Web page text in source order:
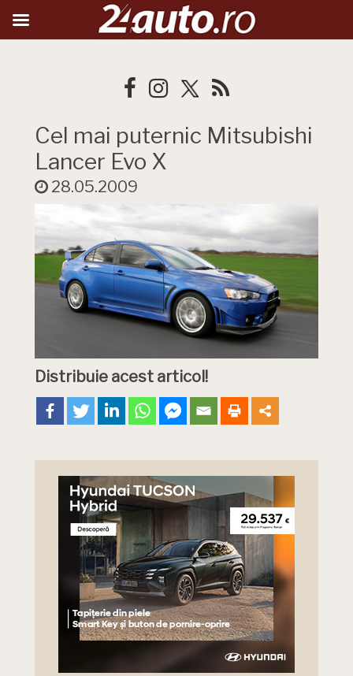
Cel mai puternic Mitsubishi
Lancer Evo X
28.05.2009
Distribuie acest articol!